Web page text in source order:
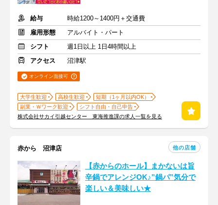
給与
時給1200～1400円＋交通費
雇用形態
アルバイト・パート
シフト
週1日以上 1日4時間以上
アクセス
沼津駅
オンライン面接可
大学生歓迎 高校生歓迎
短期（1ヶ月以内OK）
副業・Ｗワーク歓迎
シフト自由・自己申告
株式会社サカイ引越センター 東海推進課の求人一覧を見る
赤から 沼津店 他の店舗
【赤からのホール】まかないは旨
辛鍋でアレンジOK♪”鍋パ”気分で
楽しい＆美味しい★